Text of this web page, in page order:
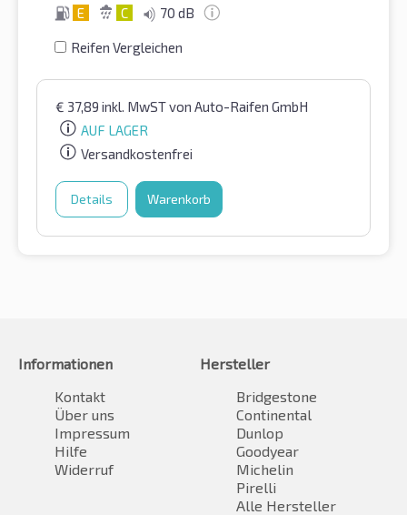
E C 70 dB
Reifen Vergleichen
€ 37,89 inkl. MwSTvon Auto-Raifen GmbH
AUF LAGER
Versandkostenfrei
Details Warenkorb
Informationen
Kontakt
Über uns
Impressum
Hilfe
Widerruf
Hersteller
Bridgestone
Continental
Dunlop
Goodyear
Michelin
Pirelli
Alle Hersteller